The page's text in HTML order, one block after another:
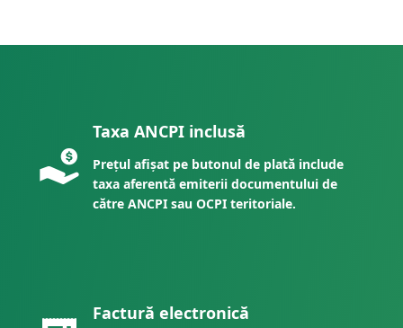
Taxa ANCPI inclusă
Prețul afișat pe butonul de plată include
taxa aferentă emiterii documentului de
către ANCPI sau OCPI teritoriale.
Factură electronică